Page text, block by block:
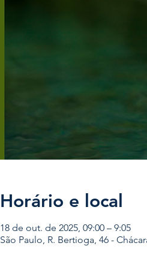
Horário e local
18 de out. de 2025, 09:00 – 9:05
São Paulo, R. Bertioga, 46 -